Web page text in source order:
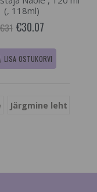
(, 118ml)
€31 €30.07
LISA OSTUKORVI
Järgmine leht